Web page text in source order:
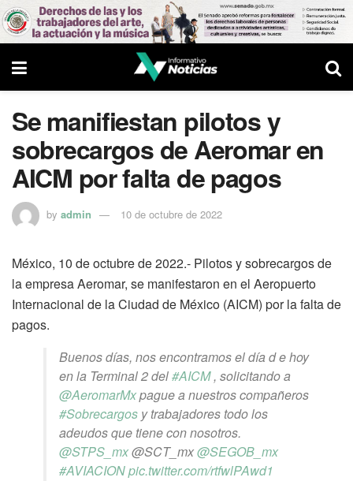
Se manifiestan pilotos y
sobrecargos de Aeromar en
AICM por falta de pagos
by admin 10 de octubre de 2022
México, 10 de octubre de 2022.- Pilotos y sobrecargos de
la empresa Aeromar, se manifestaron en el Aeropuerto
Internacional de la Ciudad de México (AICM) por la falta de
pagos.
Buenos días, nos encontramos el día d e hoy
en la Terminal 2 del#AICM, solicitando a
@AeromarMxpague a nuestros compañeros
#Sobrecargos y trabajadores todo los
adeudos que tiene con nosotros.
@STPS_mx@SCT_mx@SEGOB_mx
#AVIACIONpic.twitter.com/rtfwlPAwd1